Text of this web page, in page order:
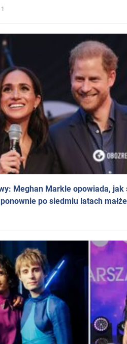
1
Meghan Markle opowiada, jak
po siedmiu latach